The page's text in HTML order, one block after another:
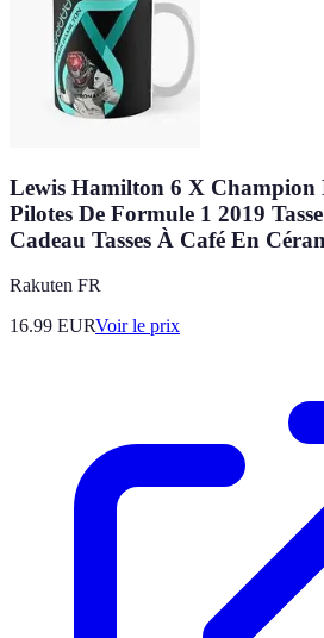
Lewis Hamilton 6 X Champion
Pilotes De Formule 1 2019
Cadeau Tasses À Café En
Rakuten FR
16.99 EURVoir le prix